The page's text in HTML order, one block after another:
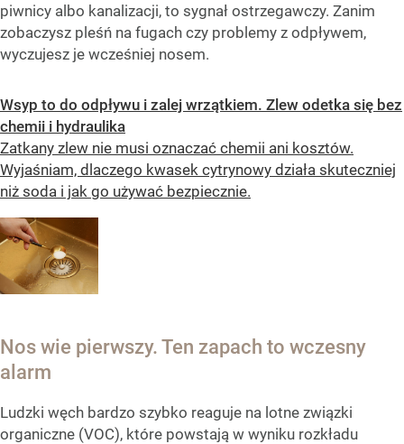
piwnicy albo kanalizacji, to sygnał ostrzegawczy. Zanim
zobaczysz pleśń na fugach czy problemy z odpływem,
wyczujesz je wcześniej nosem.
Wsyp to do odpływu i zalej wrzątkiem. Zlew odetka się bez
chemii i hydraulika
Zatkany zlew nie musi oznaczać chemii ani kosztów.
Wyjaśniam, dlaczego kwasek cytrynowy działa skuteczniej
niż soda i jak go używać bezpiecznie.
Nos wie pierwszy. Ten zapach to wczesny
alarm
Ludzki węch bardzo szybko reaguje na lotne związki
organiczne (VOC), które powstają w wyniku rozkładu